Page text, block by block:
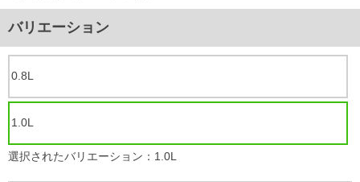
バリエーション
0.8L
1.0L
選択されたバリエーション：1.0L